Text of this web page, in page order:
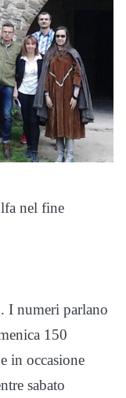
nel fine
I numeri parlano
150
in occasione
sabato